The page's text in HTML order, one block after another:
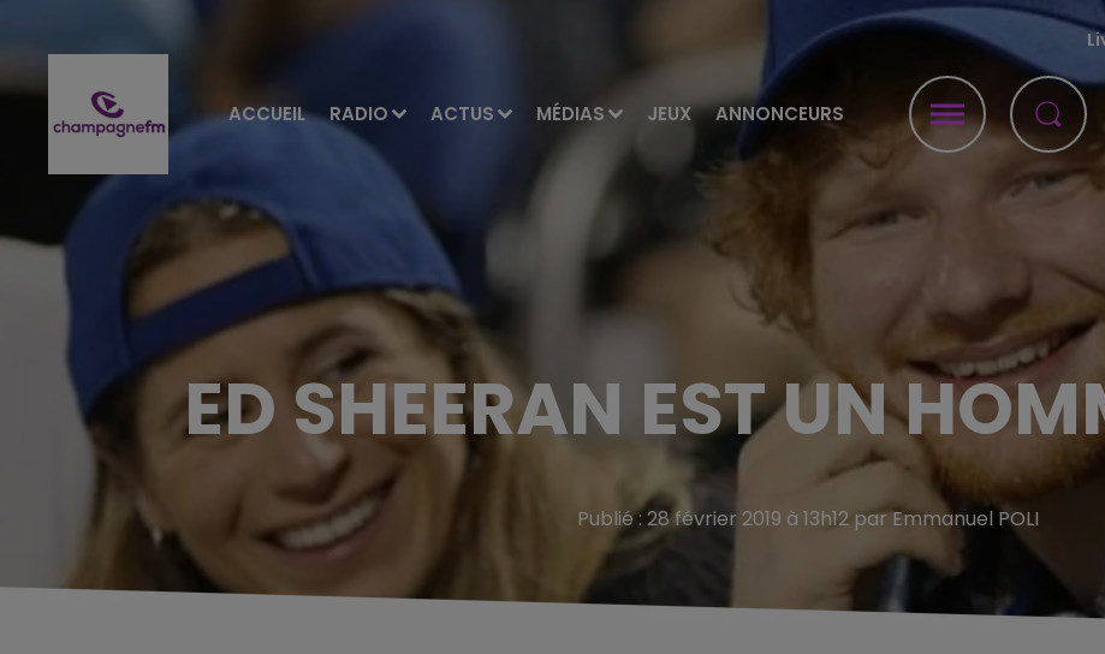
ACCUEIL RADIO ACTUS MÉDIAS JEUX ANNONCEURS
ED SHEERAN EST UN
Publié : 28 février 2019 à 13h12 par Emmanuel POLI